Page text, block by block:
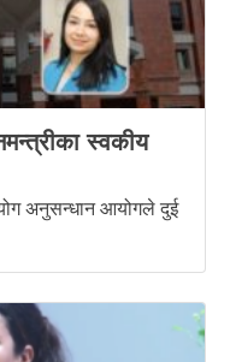
स्वकीय
अनुसन्धान आयोगले दुई